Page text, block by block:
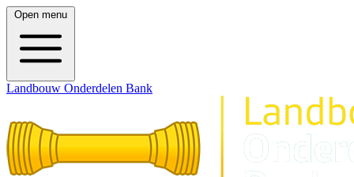
Open menu
Landbouw Onderdelen Bank